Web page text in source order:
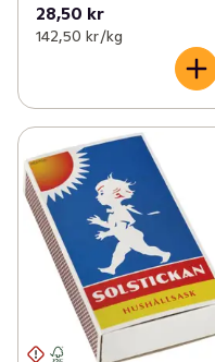
28,50 kr
142,50 kr /kg